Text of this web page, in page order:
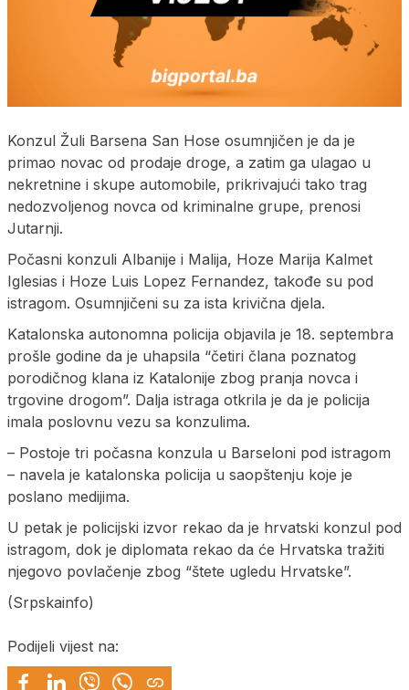
Konzul Žuli Barsena San Hose osumnjičen je da je
primao novac od prodaje droge, a zatim ga ulagao u
nekretnine i skupe automobile, prikrivajući tako trag
nedozvoljenog novca od kriminalne grupe, prenosi
Jutarnji.
Počasni konzuli Albanije i Malija, Hoze Marija Kalmet
Iglesias i Hoze Luis Lopez Fernandez, takođe su pod
istragom. Osumnjičeni su za ista krivična djela.
Katalonska autonomna policija objavila je 18. septembra
prošle godine da je uhapsila “četiri člana poznatog
porodičnog klana iz Katalonije zbog pranja novca i
trgovine drogom”. Dalja istraga otkrila je da je policija
imala poslovnu vezu sa konzulima.
– Postoje tri počasna konzula u Barseloni pod istragom
– navela je katalonska policija u saopštenju koje je
poslano medijima.
U petak je policijski izvor rekao da je hrvatski konzul pod
istragom, dok je diplomata rekao da će Hrvatska tražiti
njegovo povlačenje zbog “štete ugledu Hrvatske”.
(Srpskainfo)
Podijeli vijest na: